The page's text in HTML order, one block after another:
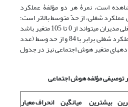
2 قابل مشاهده است، نمرۀ هر دو مؤلفۀ عملکرد
عملکرد شغلی، از حدّ متوسط بالاتر است؛
به­گونه­ای که نمرۀ عملکرد شغلی مدیران می­تواند از 0 تا 105 متغیر باشد
که در این پژوهش میانگین عملکرد شغلی برابر با 84 و از حد وسط (عدد
متغیر هوش اجتماعی نیز در جدول
بیشترین میانگین انحراف معیار